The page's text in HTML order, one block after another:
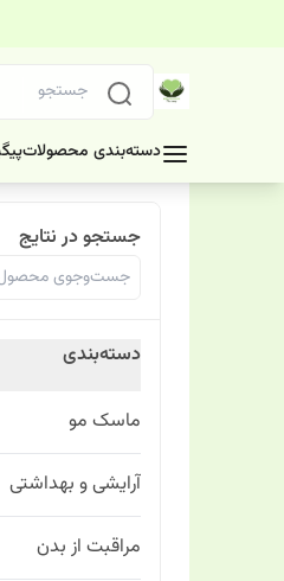
دسته‌بندی محصولات
جستجو در نتایج
دسته‌بندی
ماسک مو
آرایشی و بهداشتی
مراقبت از بدن